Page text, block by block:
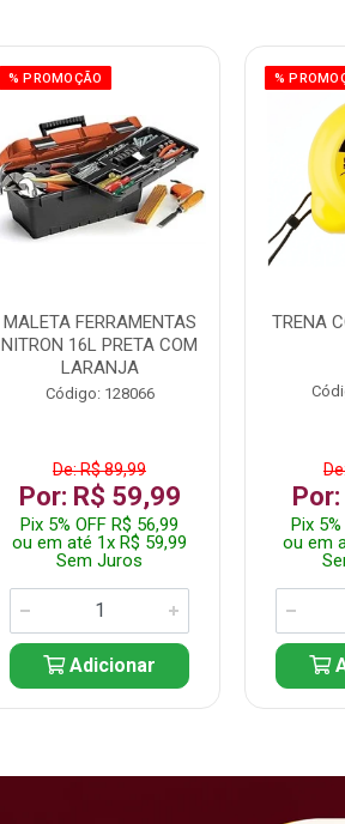
% PROMOÇÃO
MALETA FERRAMENTAS
NITRON 16L PRETA COM
LARANJA
Código: 128066
De: R$ 89,99
Por: R$ 59,99
Pix 5% OFF R$ 56,99
ou em até 1x R$ 59,99
Sem Juros
Adicionar
%
TRENA
Pix
ou em